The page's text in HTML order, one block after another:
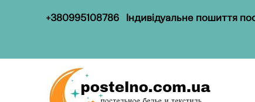
+380995108786Індивідуальне пошиття